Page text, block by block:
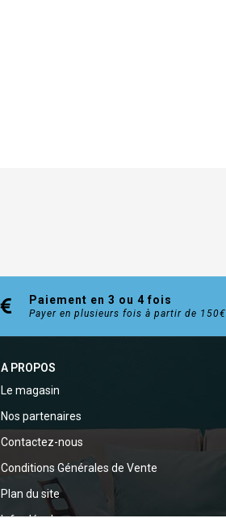
Paiement en 3 ou 4 fois
Payer en plusieurs fois à partir de 150€
A PROPOS
Le magasin
Nos partenaires
Contactez-nous
Conditions Générales de Vente
Plan du site